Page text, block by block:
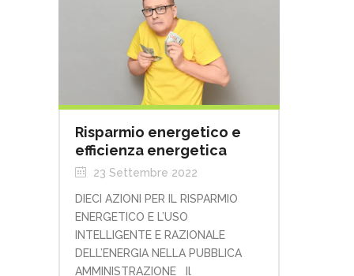
Risparmio energetico e
efficienza energetica
23 Settembre 2022
DIECI AZIONI PER IL RISPARMIO
ENERGETICO E L’USO
INTELLIGENTE E RAZIONALE
DELL’ENERGIA NELLA PUBBLICA
AMMINISTRAZIONE Il